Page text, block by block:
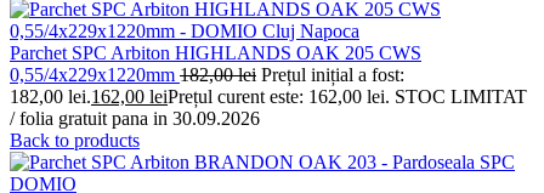
Parchet SPC Arbiton HIGHLANDS OAK 205 CWS
0,55/4x229x1220mm 182,00lei Prețul inițial a fost:
182,00 lei.162,00 leiPrețul curent este: 162,00 lei. STOC LIMITAT
/ folia gratuit pana in 30.09.2026
Back to products